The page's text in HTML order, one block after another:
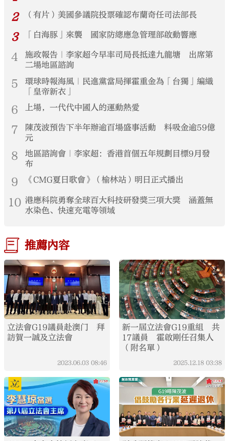
2
（有片）美國參議院投票確認布蘭奇任司法部長
3 「白海豚」來襲 國家防總應急管理部啟動響應
4
施政報告｜李家超今早率司局長抵達九龍塘 出席第
二場地區諮詢
5
環球時報海風｜民進黨當局揮霍重金為「台獨」編織
「皇帝新衣」
6 上場，一代代中國人的運動熱愛
7
陳茂波預告下半年辦逾百場盛事活動 料吸金逾59億
元
8
地區諮詢會｜李家超：香港首個五年規劃目標9月發
布
9 《CMG夏日歌會》（榆林站）明日正式播出
10 港應科院勇奪全球百大科技研發獎三項大獎 涵蓋無
水染色、快速充電等領域
推薦內容
立法會G19議員赴澳门 拜
訪賀一誠及立法會
2023.06.03 08:46
新一屆立法會G19重組 共
17議員 霍啟剛任召集人
（附名單）
2025.12.18 03:38